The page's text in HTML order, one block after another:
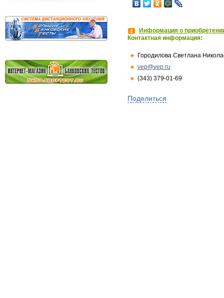
Информация о
Контактная информация:
Городилова Светлана
vep@vep.ru
(343) 379-01-69
Поделиться